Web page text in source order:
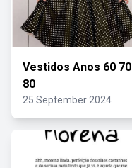
Vestidos Anos 60 70
80
25 September 2024